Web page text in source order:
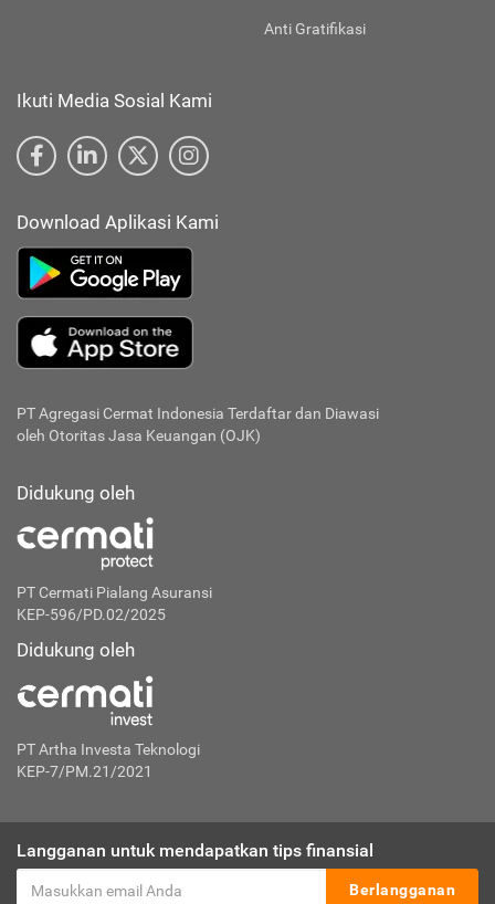
Anti Gratifikasi
Ikuti Media Sosial Kami
Download Aplikasi Kami
PT Agregasi Cermat Indonesia Terdaftar dan Diawasi
oleh Otoritas Jasa Keuangan (OJK)
Didukung oleh
PT Cermati Pialang Asuransi
KEP-596/PD.02/2025
Didukung oleh
PT Artha Investa Teknologi
KEP-7/PM.21/2021
Langganan untuk mendapatkan tips finansial
Berlangganan